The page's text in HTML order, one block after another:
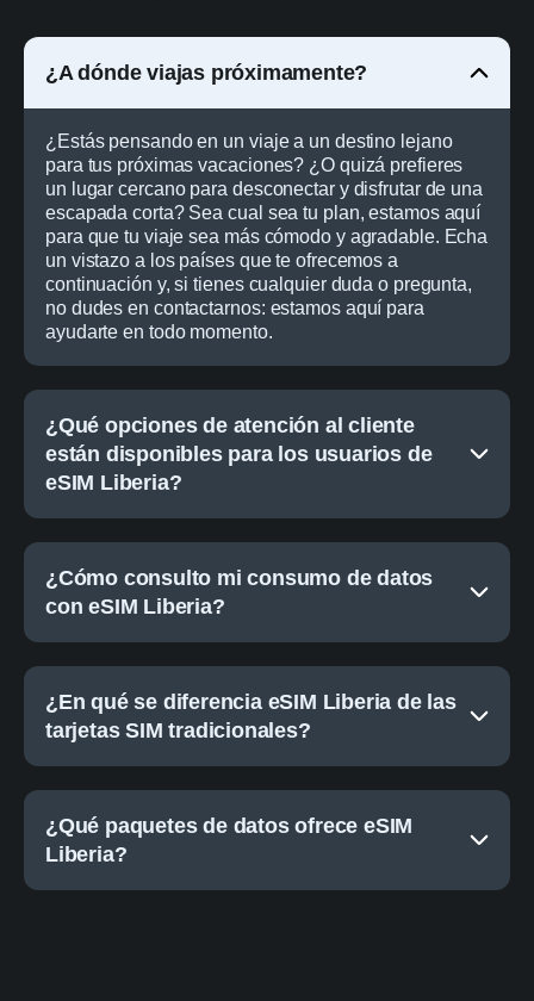
¿A dónde viajas próximamente?
¿Estás pensando en un viaje a un destino lejano
para tus próximas vacaciones? ¿O quizá prefieres
un lugar cercano para desconectar y disfrutar de una
escapada corta? Sea cual sea tu plan, estamos aquí
para que tu viaje sea más cómodo y agradable. Echa
un vistazo a los países que te ofrecemos a
continuación y, si tienes cualquier duda o pregunta,
no dudes en contactarnos: estamos aquí para
ayudarte en todo momento.
¿Qué opciones de atención al cliente
están disponibles para los usuarios de
eSIM Liberia?
¿Cómo consulto mi consumo de datos
con eSIM Liberia?
¿En qué se diferencia eSIM Liberia de las
tarjetas SIM tradicionales?
¿Qué paquetes de datos ofrece eSIM
Liberia?